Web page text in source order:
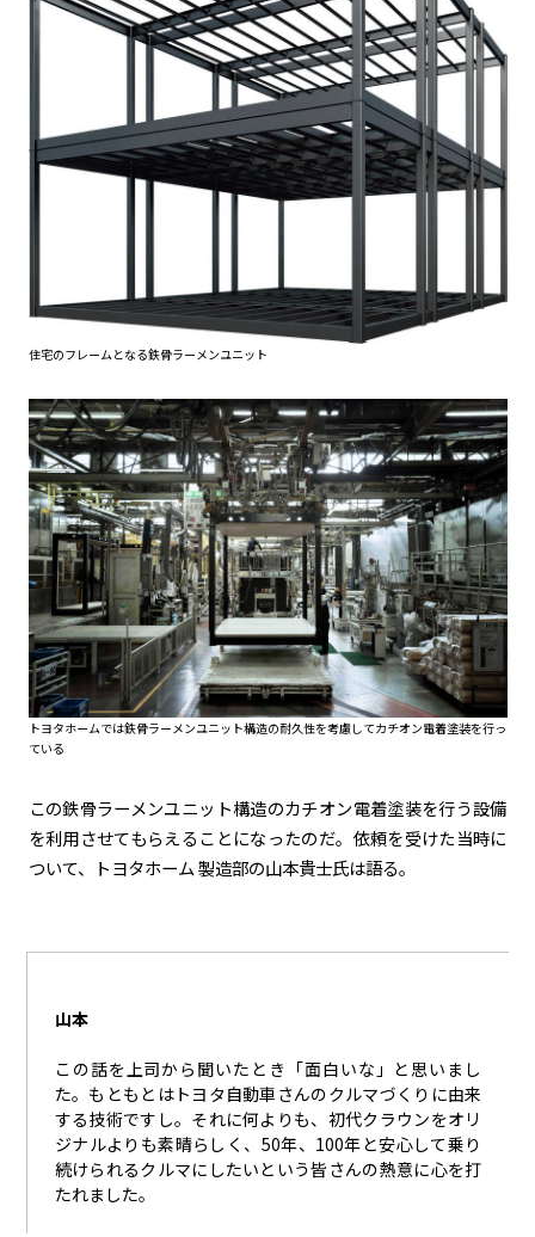
住宅のフレームとなる鉄骨ラーメンユニット
トヨタホームでは鉄骨ラーメンユニット構造の耐久性を考慮してカチオン電着塗装を行っ
ている
この鉄骨ラーメンユニット構造のカチオン電着塗装を行う設備
を利用させてもらえることになったのだ。依頼を受けた当時に
ついて、トヨタホーム 製造部の山本貴士氏は語る。
山本
この話を上司から聞いたとき「面白いな」と思いまし
た。もともとはトヨタ自動車さんのクルマづくりに由来
する技術ですし。それに何よりも、初代クラウンをオリ
ジナルよりも素晴らしく、 50年、 100年と安心して乗り
続けられるクルマにしたいという皆さんの熱意に心を打
たれました。